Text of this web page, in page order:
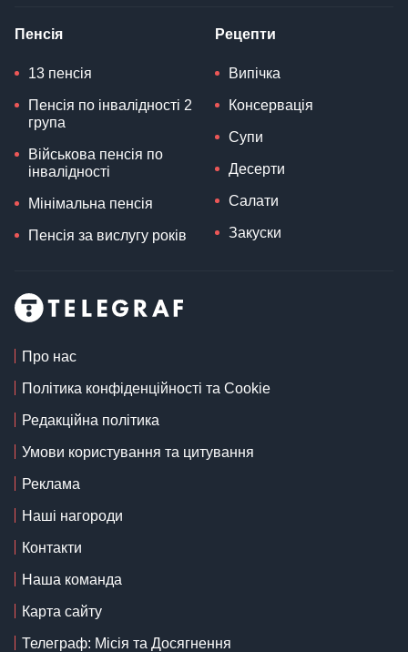
Пенсія
13 пенсія
Пенсія по інвалідності 2
група
Військова пенсія по
інвалідності
Мінімальна пенсія
Пенсія за вислугу років
Рецепти
Випічка
Консервація
Супи
Десерти
Салати
Закуски
Про нас
Політика конфіденційності та Cookie
Редакційна політика
Умови користування та цитування
Реклама
Наші нагороди
Контакти
Наша команда
Карта сайту
Телеграф: Місія та Досягнення